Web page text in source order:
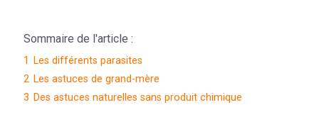
Sommaire de l'article :
1
Les différents parasites
2 Les astuces de grand-mère
3 Des astuces naturelles sans produit chimique